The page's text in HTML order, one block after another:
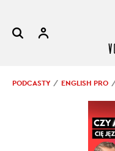
PODCASTY ENGLISH PRO